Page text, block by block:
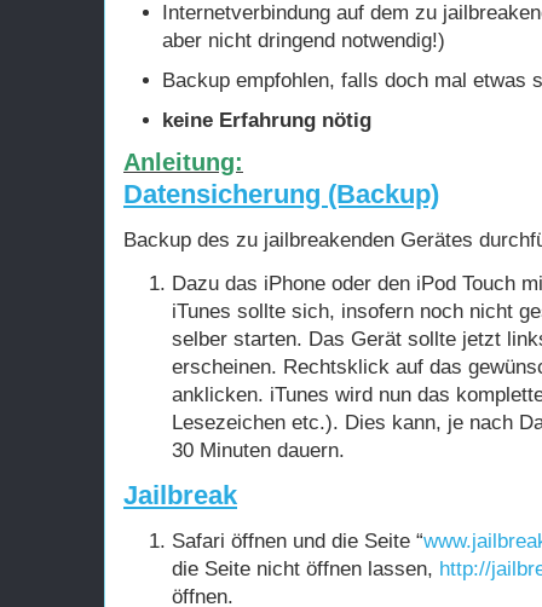
Internetverbindung auf dem zu
aber nicht dringend notwendig!)
Backup empfohlen, falls doch mal etwas
keine Erfahrung nötig
Anleitung:
Datensicherung (Backup)
Backup des zu jailbreakenden Gerätes
Dazu das iPhone oder den iPod Touch
iTunes sollte sich, insofern noch nicht
selber starten. Das Gerät sollte jetzt
erscheinen. Rechtsklick auf das
anklicken. iTunes wird nun das
Lesezeichen etc.). Dies kann, je nach
30 Minuten dauern.
Jailbreak
Safari öffnen und die Seite “
die Seite nicht öffnen lassen, http://
öffnen.